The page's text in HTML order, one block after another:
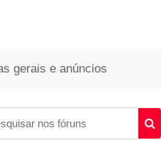
gerais e anúncios
nos fóruns